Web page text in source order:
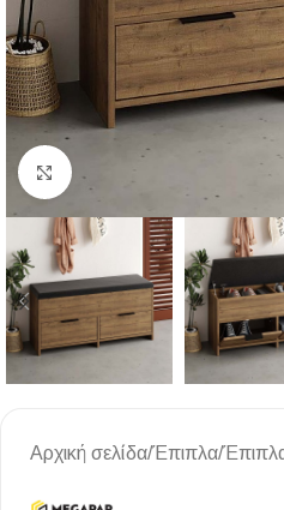
Κλικ για μεγέθυνση
Αρχική σελίδα/Έπιπλα/